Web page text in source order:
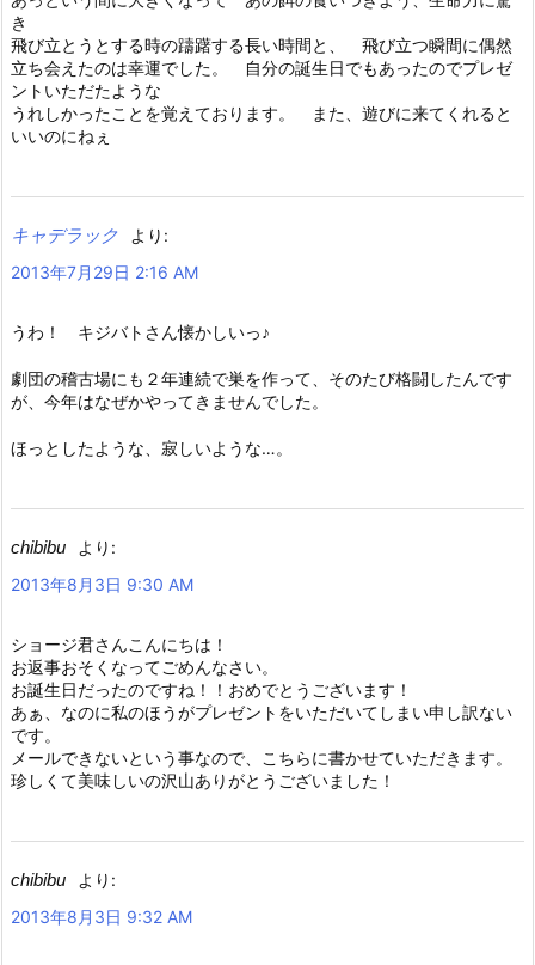
き
飛び立とうとする時の躊躇する長い時間と、 飛び立つ瞬間に偶然
立ち会えたのは幸運でした。 自分の誕生日でもあったのでプレゼ
ントいただたような
うれしかったことを覚えております。 また、遊びに来てくれると
いいのにねぇ
キャデラック
より:
2013年7月29日 2:16 AM
うわ！ キジバトさん懐かしいっ♪
劇団の稽古場にも２年連続で巣を作って、そのたび格闘したんです
が、今年はなぜかやってきませんでした。
ほっとしたような、寂しいような…。
chibibu
より:
2013年8月3日 9:30 AM
ショージ君さんこんにちは！
お返事おそくなってごめんなさい。
お誕生日だったのですね！！おめでとうございます！
あぁ、なのに私のほうがプレゼントをいただいてしまい申し訳ない
です。
メールできないという事なので、こちらに書かせていただきます。
珍しくて美味しいの沢山ありがとうございました！
chibibu
より:
2013年8月3日 9:32 AM